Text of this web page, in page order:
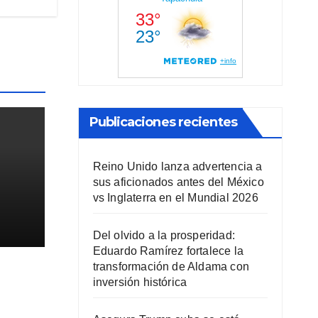
Publicaciones recientes
Reino Unido lanza advertencia a
sus aficionados antes del México
vs Inglaterra en el Mundial 2026
Del olvido a la prosperidad:
Eduardo Ramírez fortalece la
transformación de Aldama con
inversión histórica